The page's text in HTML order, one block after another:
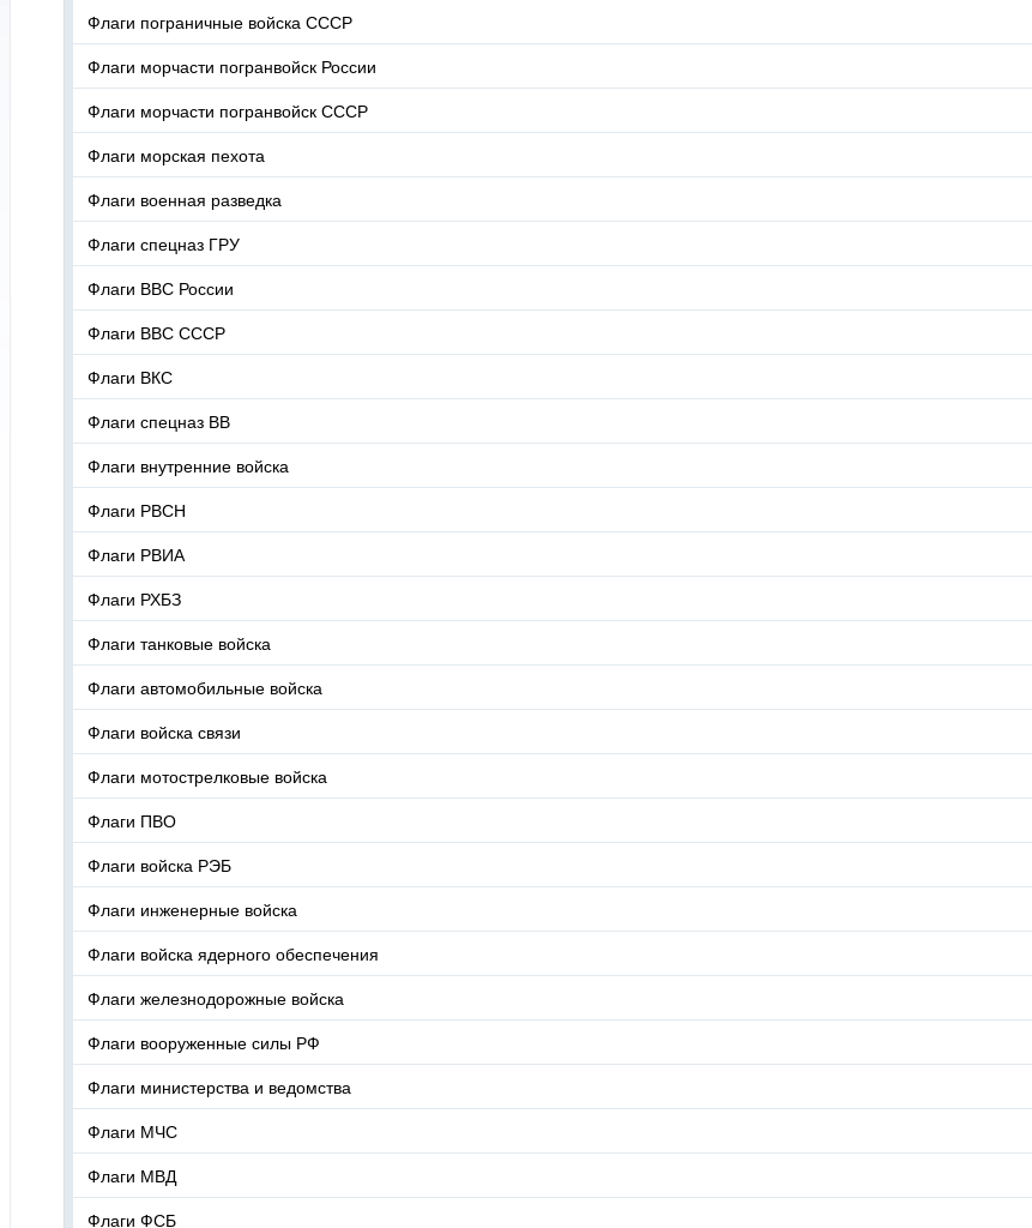
Флаги пограничные войска СССР
Флаги морчасти погранвойск России
Флаги морчасти погранвойск СССР
Флаги морская пехота
Флаги военная разведка
Флаги спецназ ГРУ
Флаги ВВС России
Флаги ВВС СССР
Флаги ВКС
Флаги спецназ ВВ
Флаги внутренние войска
Флаги РВСН
Флаги РВИА
Флаги РХБЗ
Флаги танковые войска
Флаги автомобильные войска
Флаги войска связи
Флаги мотострелковые войска
Флаги ПВО
Флаги войска РЭБ
Флаги инженерные войска
Флаги войска ядерного обеспечения
Флаги железнодорожные войска
Флаги вооруженные силы РФ
Флаги министерства и ведомства
Флаги МЧС
Флаги МВД
Флаги ФСБ